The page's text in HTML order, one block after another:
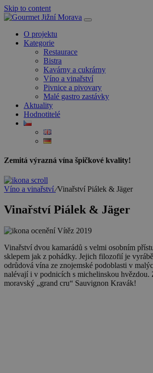
Skip to content
O projektu
Kategorie
Restaurace
Bistra
Kavárny a cukrárny
Víno a vinařství
Pivnice a pivovary
Malé gastro zastávky
Aktuality
Hodnotitelé
Zemitá výrazná vína špičkové kvality!
Víno a vinařství⁄Vinařství Piálek & Jäger
Vinařství Piálek & Jäger
Vítěz 2019
Vinařství dvou kamarádů s velmi osobním
sklepem jak z pohádky. Jejich filozofií je
odrůdová vína ze znojemské podoblasti v
nalévají i v podnicích s michelinskou hvězdou.
moravský „grand cru“ Sauvignon Kravák!